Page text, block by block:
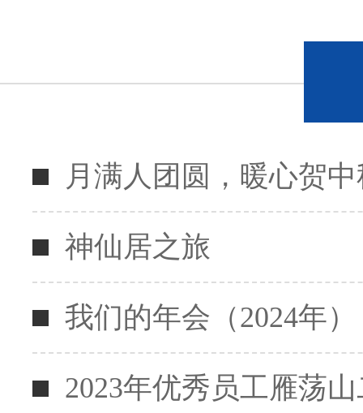
月满人团圆，暖心贺
神仙居之旅
我们的年会（2024年）
2023年优秀员工雁荡